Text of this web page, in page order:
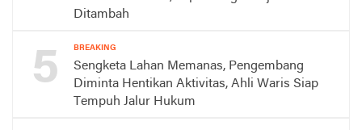
Ditambah
5 BREAKING
Sengketa Lahan Memanas, Pengembang
Diminta Hentikan Aktivitas, Ahli Waris Siap
Tempuh Jalur Hukum